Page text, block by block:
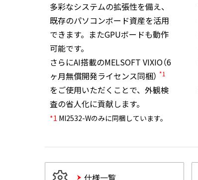
多彩なシステムの拡張性を備え、
既存のパソコンボード資産を活用
できます。またGPUボードも動作
可能です。
さらにAI搭載のMELSOFT VIXIO（6
ヶ月無償開発ライセンス同梱） *1
をご使用いただくことで、外観検
査の省人化に貢献します。
*1 MI2532-Wのみに同梱しています。